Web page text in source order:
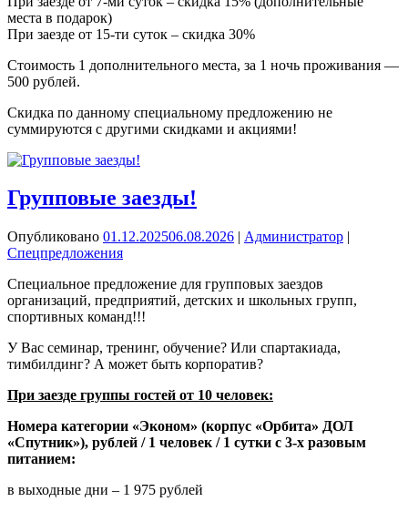
места в подарок)
При заезде от 15-ти суток – скидка 30%
Стоимость 1 дополнительного места, за 1 ночь проживания —
500 рублей.
Скидка по данному специальному предложению не
суммируются с другими скидками и акциями!
Групповые заезды!
Опубликовано 01.12.202506.08.2026 | Администратор |
Спецпредложения
Специальное предложение для групповых заездов
организаций, предприятий, детских и школьных групп,
спортивных команд!!!
У Вас семинар, тренинг, обучение? Или спартакиада,
тимбилдинг? А может быть корпоратив?
При заезде группы гостей от 10 человек:
Номера категории «Эконом» (корпус «Орбита» ДОЛ
«Спутник»), рублей / 1 человек / 1 сутки с 3-х разовым
питанием:
в выходные дни – 1 975 рублей